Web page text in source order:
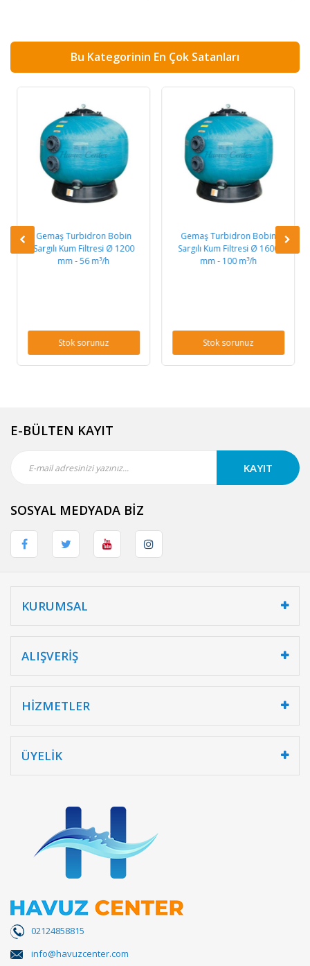
Bu Kategorinin En Çok Satanları
Gemaş Turbidron Bobin
Sargılı Kum Filtresi Ø 1200
mm - 56 m³/h
Stok sorunuz
Gemaş Turbidron Bobin
Sargılı Kum Filtresi Ø 1600
mm - 100 m³/h
Stok sorunuz
E-BÜLTEN KAYIT
KAYIT
SOSYAL MEDYADA BİZ
KURUMSAL
ALIŞVERİŞ
HİZMETLER
ÜYELİK
02124858815
info@havuzcenter.com